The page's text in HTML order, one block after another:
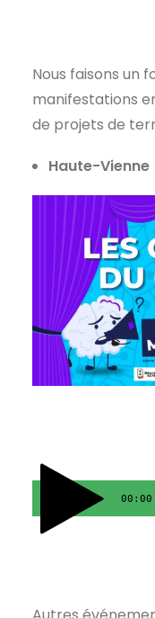
Nous faisons un
manifestations
de projets de
Haute-Vienne
00:00